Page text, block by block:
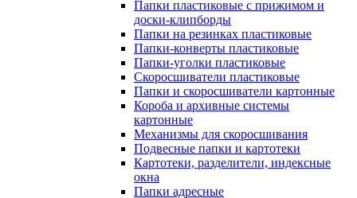
Папки пластиковые с прижимом и
доски-клипборды
Папки на резинках пластиковые
Папки-конверты пластиковые
Папки-уголки пластиковые
Скоросшиватели пластиковые
Папки и скоросшиватели картонные
Короба и архивные системы
картонные
Механизмы для скоросшивания
Подвесные папки и картотеки
Картотеки, разделители, индексные
окна
Папки адресные